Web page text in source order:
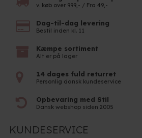
v. køb over 999,- / Fra 49,-
Dag-til-dag levering
Bestil inden kl. 11
Kæmpe sortiment
Alt er på lager
14 dages fuld returret
Personlig dansk kundeservice
Opbevaring med Stil
Dansk webshop siden 2005
KUNDESERVICE